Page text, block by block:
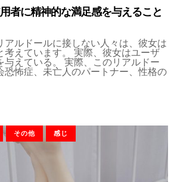
者に精神的な満足感を与えること
ルドールに接しない人々は、彼女は
考えています。 実際、彼女はユーザ
与えている。 実際、このリアルドー
恐怖症、未亡人のパートナー、性格の
その他 感じ